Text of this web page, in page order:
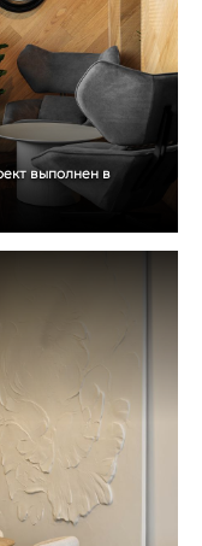
выполнен в